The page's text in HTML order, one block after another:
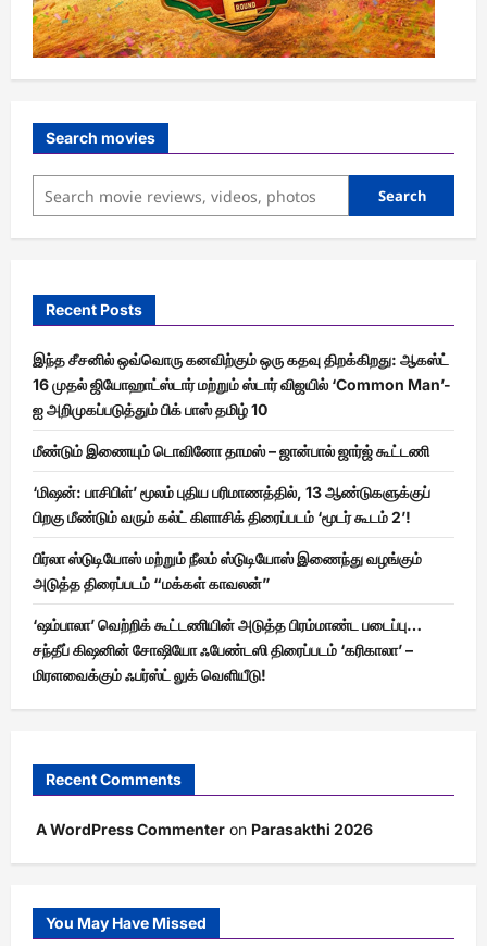
Search movies
Search
Recent Posts
இந்த சீசனில் ஒவ்வொரு கனவிற்கும் ஒரு கதவு திறக்கிறது: ஆகஸ்ட்
16 முதல் ஜியோஹாட்ஸ்டார் மற்றும் ஸ்டார் விஜயில் ‘Common Man’-
ஐ அறிமுகப்படுத்தும் பிக் பாஸ் தமிழ் 10
மீண்டும் இணையும் டொவினோ தாமஸ் – ஜான்பால் ஜார்ஜ் கூட்டணி
‘மிஷன்: பாசிபிள்’ மூலம் புதிய பரிமாணத்தில், 13 ஆண்டுகளுக்குப்
பிறகு மீண்டும் வரும் கல்ட் கிளாசிக் திரைப்படம் ‘மூடர் கூடம் 2’!
பிர்லா ஸ்டுடியோஸ் மற்றும் நீலம் ஸ்டுடியோஸ் இணைந்து வழங்கும்
அடுத்த திரைப்படம் “மக்கள் காவலன்”
‘ஷம்பாலா’ வெற்றிக் கூட்டணியின் அடுத்த பிரம்மாண்ட படைப்பு…
சந்தீப் கிஷனின் சோஷியோ ஃபேண்டஸி திரைப்படம் ‘கரிகாலா’ –
மிரளவைக்கும் ஃபர்ஸ்ட் லுக் வெளியீடு!
Recent Comments
A WordPress Commenter on Parasakthi 2026
You May Have Missed